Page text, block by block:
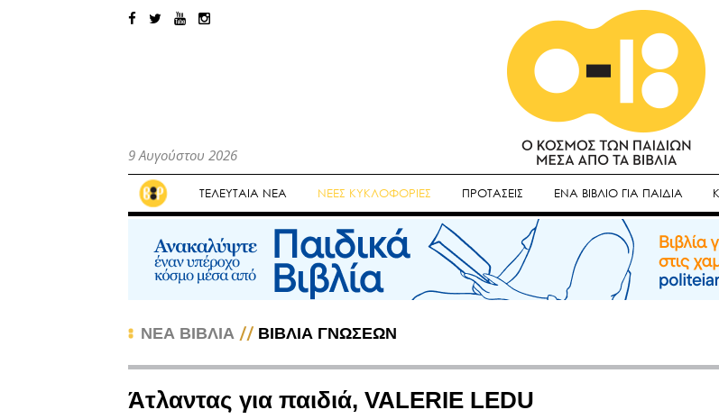
9 Αυγούστου 2026
ΤΕΛΕΥΤΑΙΑ ΝΕΑ ΝΕΕΣ ΚΥΚΛΟΦΟΡΙΕΣ ΠΡΟΤΑΣΕΙΣ ΕΝΑ ΒΙΒΛΙΟ ΓΙΑ ΠΑΙΔΙΑ
ΝΕΑ ΒΙΒΛΙΑ // ΒΙΒΛΙΑ ΓΝΩΣΕΩΝ
Άτλαντας για παιδιά, VALERIE LEDU